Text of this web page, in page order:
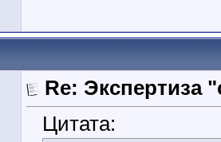
Re: Экспертиза
Цитата: